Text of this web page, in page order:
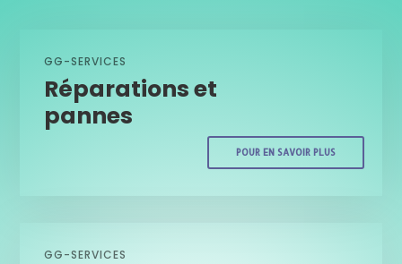
GG-SERVICES
Réparations et
pannes
POUR EN SAVOIR PLUS
GG-SERVICES